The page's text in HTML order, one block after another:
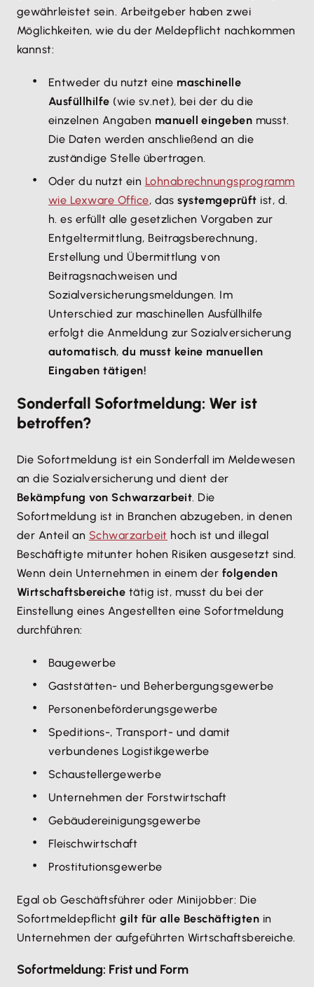
gewährleistet sein. Arbeitgeber haben zwei
Möglichkeiten, wie du der Meldepflicht nachkommen
kannst:
Entweder du nutzt eine maschinelle
Ausfüllhilfe (wie sv.net), bei der du die
einzelnen Angaben manuell eingeben musst.
Die Daten werden anschließend an die
zuständige Stelle übertragen.
Oder du nutzt ein Lohnabrechnungsprogramm
wie Lexware Office, das systemgeprüft ist, d.
h. es erfüllt alle gesetzlichen Vorgaben zur
Entgeltermittlung, Beitragsberechnung,
Erstellung und Übermittlung von
Beitragsnachweisen und
Sozialversicherungsmeldungen. Im
Unterschied zur maschinellen Ausfüllhilfe
erfolgt die Anmeldung zur Sozialversicherung
automatisch,du musst keine manuellen
Eingaben tätigen!
Sonderfall Sofortmeldung: Wer ist
betroffen?
Die Sofortmeldung ist ein Sonderfall im Meldewesen
an die Sozialversicherung und dient der
Bekämpfung von Schwarzarbeit. Die
Sofortmeldung ist in Branchen abzugeben, in denen
der Anteil an Schwarzarbeit hoch ist und illegal
Beschäftigte mitunter hohen Risiken ausgesetzt sind.
Wenn dein Unternehmen in einem der folgenden
Wirtschaftsbereiche tätig ist, musst du bei der
Einstellung eines Angestellten eine Sofortmeldung
durchführen:
Baugewerbe
Gaststätten- und Beherbergungsgewerbe
Personenbeförderungsgewerbe
Speditions-, Transport- und damit
verbundenes Logistikgewerbe
Schaustellergewerbe
Unternehmen der Forstwirtschaft
Gebäudereinigungsgewerbe
Fleischwirtschaft
Prostitutionsgewerbe
Egal ob Geschäftsführer oder Minijobber: Die
Sofortmeldepflichtgilt für alle Beschäftigten in
Unternehmen der aufgeführten Wirtschaftsbereiche.
Sofortmeldung: Frist und Form